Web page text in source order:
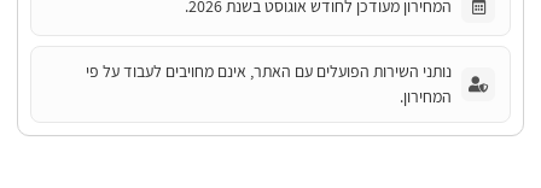
המחירון מעודכן לחודש אוגוסט בשנת 2026.
נותני השירות הפועלים עם האתר, אינם מחויבים לעבוד על פי
המחירון.